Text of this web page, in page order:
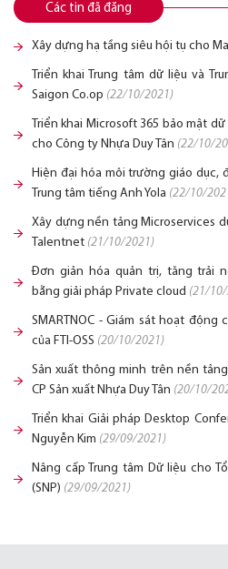
Các tin đã đăng
Xây dựng hạ tầng siêu hội tụ cho
Triển khai Trung tâm dữ liệu và
Saigon Co.op (22/10/2021)
Triển khai Microsoft 365 bảo mật
cho Công ty Nhựa Duy Tân (22/10/
Hiện đại hóa môi trường giáo dục,
Trung tâm tiếng Anh Yola (22/10/
Xây dựng nền tảng Microservices
Talentnet (21/10/2021)
Đơn giản hóa quản trị, tăng trải
bằng giải pháp Private cloud (21/
SMARTNOC - Giám sát hoạt động
của FTI-OSS (20/10/2021)
Sản xuất thông minh trên nền
CP Sản xuất Nhựa Duy Tân (20/10/
Triển khai Giải pháp Desktop
Nguyễn Kim (29/09/2021)
Nâng cấp Trung tâm Dữ liệu cho
(SNP) (29/09/2021)